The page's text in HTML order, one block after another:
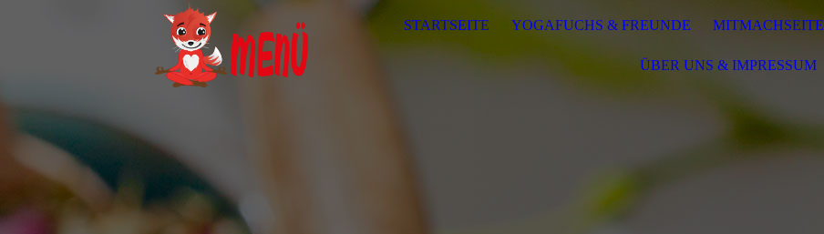
STARTSEITE YOGAFUCHS & FREUNDE MITMACHSEITE
ÜBER UNS & IMPRESSUM